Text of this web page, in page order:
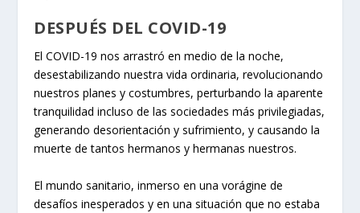
DESPUÉS DEL COVID-19
El COVID-19 nos arrastró en medio de la noche,
desestabilizando nuestra vida ordinaria, revolucionando
nuestros planes y costumbres, perturbando la aparente
tranquilidad incluso de las sociedades más privilegiadas,
generando desorientación y sufrimiento, y causando la
muerte de tantos hermanos y hermanas nuestros.
El mundo sanitario, inmerso en una vorágine de
desafíos inesperados y en una situación que no estaba